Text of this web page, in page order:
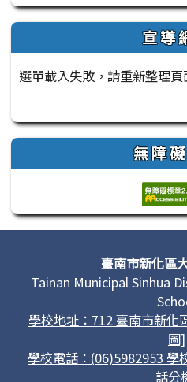
宣 導
選單載入失敗，請重新整理頁
無 障
頁尾區域內容臺南市新化區
Tainan Municipal Sinhua
學校地址：712 臺南市新
圖]
學校電話：(06)5982953
話分